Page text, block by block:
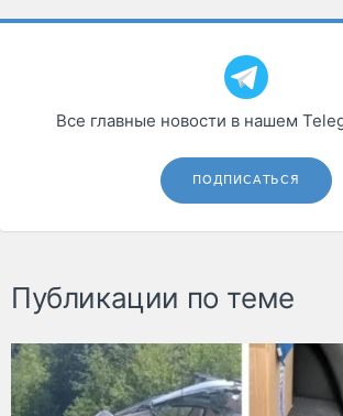
Все главные новости в нашем
ПОДПИСАТЬСЯ
Публикации по теме